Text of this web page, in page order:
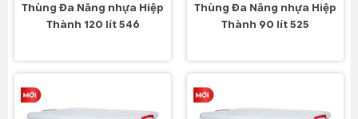
Thùng Đa Năng nhựa Hiệp
Thành 120 lít 546
Thùng Đa Năng nhựa Hiệp
Thành 90 lít 525